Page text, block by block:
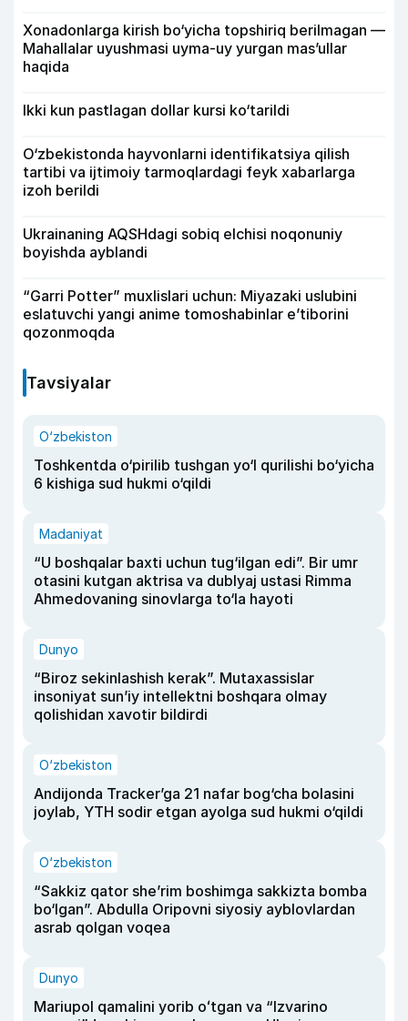
Xonadonlarga kirish bo‘yicha topshiriq berilmagan —
Mahallalar uyushmasi uyma-uy yurgan mas’ullar
haqida
Ikki kun pastlagan dollar kursi ko‘tarildi
O‘zbekistonda hayvonlarni identifikatsiya qilish
tartibi va ijtimoiy tarmoqlardagi feyk xabarlarga
izoh berildi
Ukrainaning AQSHdagi sobiq elchisi noqonuniy
boyishda ayblandi
“Garri Potter” muxlislari uchun: Miyazaki uslubini
eslatuvchi yangi anime tomoshabinlar e’tiborini
qozonmoqda
Tavsiyalar
O‘zbekiston
Toshkentda o‘pirilib tushgan yo‘l qurilishi bo‘yicha
6 kishiga sud hukmi o‘qildi
Madaniyat
“U boshqalar baxti uchun tug‘ilgan edi”. Bir umr
otasini kutgan aktrisa va dublyaj ustasi Rimma
Ahmedovaning sinovlarga to‘la hayoti
Dunyo
“Biroz sekinlashish kerak”. Mutaxassislar
insoniyat sun’iy intellektni boshqara olmay
qolishidan xavotir bildirdi
O‘zbekiston
Andijonda Tracker’ga 21 nafar bog‘cha bolasini
joylab, YTH sodir etgan ayolga sud hukmi o‘qildi
O‘zbekiston
“Sakkiz qator she’rim boshimga sakkizta bomba
bo‘lgan”. Abdulla Oripovni siyosiy ayblovlardan
asrab qolgan voqea
Dunyo
Mariupol qamalini yorib oʻtgan va “Izvarino